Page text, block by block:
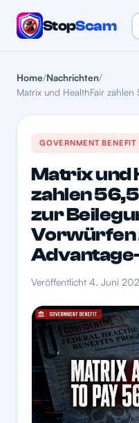
StopScam
Home/Nachrichten/
Matrix und HealthFair
GOVERNMENT BENEFIT
Matrix und
zahlen
zur
Vorwürfen
Veröffentlicht 4. Juni